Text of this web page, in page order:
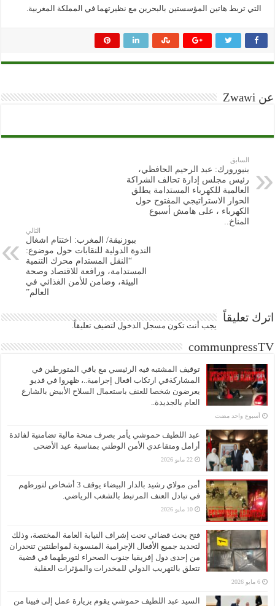
التي تربط هاتين المؤسستين بالبحرين مع نظيرتهما في المملكة المغربية.
عن Zwawi
السابق
بنيورورك: عبد الرحيم الحافظي،
رئيس مجلس إدارة تحالف الشراكة
العالمية للكهرباء المستدامة يطلق
الحوار الاستراتيجي المفتوح حول
الكهرباء ، على هامش أسبوع
المناخ..
التالي
ببوزنيقة/ المغرب: اختتام اشغال
الندوة الدولية للنقابات حول موضوع:
“النقل المستدام محرك التنمية
المستدامة، ورافعة للاقتصاد وصحة
البيئة، وضامن للأمن الغذائي في
العالم”
اترك تعليقاً
يجب أنت تكون مسجل الدخول لتضيف تعليقاً.
communpressTV
توقيف المشتبه فيه الرئيسي مع باقي المتورطين في
المشاركةفي ارتكاب افعال إجرامية..، ظهروا في فديو
يعرضون شخصا للعنف باستعمال السلاح الأبيض بالشارع
العام بالجديدة..
‏أسبوع واحد مضت
عبد اللطيف حموشي يأمر بصرف منحة مالية تضامنية لفائدة
أرامل ومتقاعدي الأمن الوطني بمناسبة عيد الأضحى
22 مايو 2026
أمن مولاي رشيد بالدار البيضاء يوقف 3 أشخاص لتورطهم
في تبادل العنف المرتبط بالشغب الرياضي.
10 مايو 2026
فتح بحث قضائي تحت إشراف النيابة العامة المختصة، وذلك
لتحديد جميع الأفعال الإجرامية المنسوبة لمواطنتين تنحدران
من إحدى دول إفريقيا جنوب الصحراء لتورطهما في قضية
تتعلق بالتهريب الدولي للمخدرات والمؤثرات العقلية
6 مايو 2026
السيد عبد اللطيف حموشي يقوم بزيارة عمل إلى فيينا من